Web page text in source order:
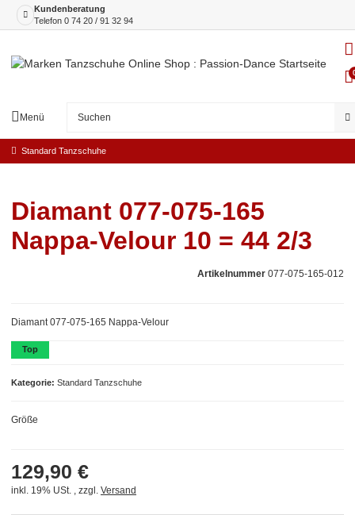
Kundenberatung
Telefon 0 74 20 / 91 32 94
Menü
Standard Tanzschuhe
Top
Diamant 077-075-165
Nappa-Velour 10 = 44 2/3
Artikelnummer 077-075-165-012
Kategorie Standard Tanzschuhe
Diamant 077-075-165 Nappa-Velour
Größe
129,90 €
inkl. 19% USt. , zzgl. Versand